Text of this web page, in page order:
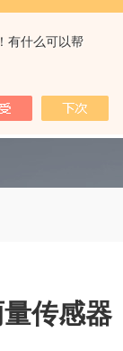
有什么可以帮
联系我们
传感器